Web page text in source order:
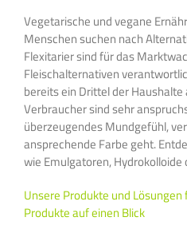
Vegetarische und vegane
Menschen suchen nach
Flexitarier sind für das
Fleischalternativen
bereits ein Drittel der Haushalte
Verbraucher sind sehr
überzeugendes Mundgefühl,
ansprechende Farbe geht.
wie Emulgatoren, Hydrokolloide
Unsere Produkte und
Produkte auf einen Blick